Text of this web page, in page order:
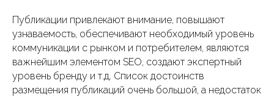
Публикации привлекают внимание, повышают
узнаваемость, обеспечивают необходимый уровень
коммуникации с рынком и потребителем, являются
важнейшим элементом SEO, создают экспертный
уровень бренду и т.д. Список достоинств
размещения публикаций очень большой, а недостаток